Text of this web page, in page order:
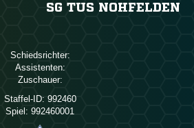
SG TUS NOHFELDEN
Schiedsrichter:
Assistenten:
Zuschauer:
Staffel-ID: 992460
Spiel: 992460001